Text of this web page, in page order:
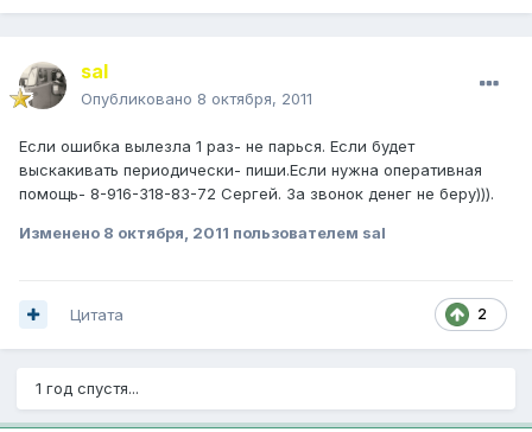
saI
Опубликовано 8 октября, 2011
Если ошибка вылезла 1 раз- не парься. Если будет
выскакивать периодически- пиши.Если нужна оперативная
помощь- 8-916-318-83-72 Сергей. За звонок денег не беру))).
Изменено 8 октября, 2011 пользователем sal
2
Цитата
1 год спустя...